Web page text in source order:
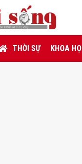
THỜI SỰ KHOA